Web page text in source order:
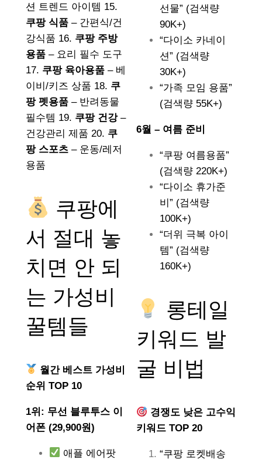
션 트렌드 아이템 15.
쿠팡 식품 – 간편식/건
강식품 16. 쿠팡 주방
용품 – 요리 필수 도구
17. 쿠팡 육아용품 – 베
이비/키즈 상품 18. 쿠
팡 펫용품 – 반려동물
필수템 19. 쿠팡 건강–
건강관리 제품 20. 쿠
팡 스포츠 – 운동/레저
용품
쿠팡에
서 절대 놓
치면 안 되
는 가성비
꿀템들
월간 베스트 가성비
순위 TOP 10
1위: 무선 블루투스 이
어폰 (29,900원)
애플 에어팟
선물” (검색량
90K+)
“다이소 카네이
션” (검색량
30K+)
“가족 모임 용품”
(검색량 55K+)
6월 – 여름 준비
“쿠팡 여름용품”
(검색량 220K+)
“다이소 휴가준
비” (검색량
100K+)
“더위 극복 아이
템” (검색량
160K+)
롱테일
키워드 발
굴 비법
경쟁도 낮은 고수익
키워드 TOP 20
“쿠팡 로켓배송